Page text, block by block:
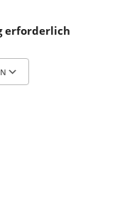
erforderlich